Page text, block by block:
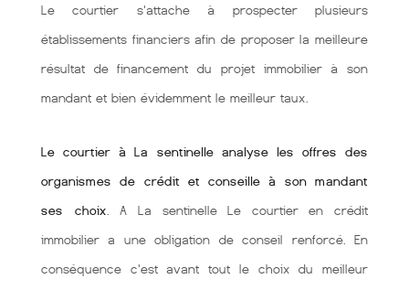
Le courtier s'attache à prospecter plusieurs
établissements financiers afin de proposer la meilleure
résultat de financement du projet immobilier à son
mandant et bien évidemment le meilleur taux.
Le courtier à La sentinelle analyse les offres des
organismes de crédit et conseille à son mandant
ses choix . A La sentinelle Le courtier en crédit
immobilier a une obligation de conseil renforcé. En
conséquence c'est avant tout le choix du meilleur